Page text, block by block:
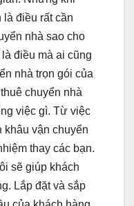
điều rất cần
nhà sao cho
điều mà ai cũng
nhà trọn gói của
chuyển nhà
việc gì. Từ việc
khâu vận chuyển
thay các bạn.
sẽ giúp khách
Lắp đặt và sắp